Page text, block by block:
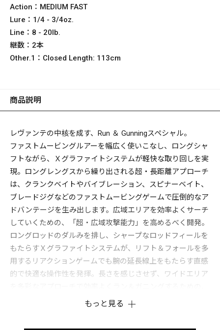
Action： MEDIUM FAST
Lure： 1/4 - 3/4oz.
Line： 8 - 20lb.
継数： 2本
Other.1： Closed Length: 113cm
商品説明
レヴァンテの中核を成す、Run ＆ Gunningスペシャル。
ファストムービングルアーを幅広く使いこなし、ロングシャ
フトながら、Ｘグラファイトシステムが軽快な取り回しを実
現。ロングレングスから繰り出される超・長距離アプローチ
は、クランクベイトやバイブレーション、スピナーベイト、
ブレードジグなどのファストムービングゲームで圧倒的なア
ドバンテージを生み出します。広域エリアを効率よくサーチ
していくための、「超・広域攻撃能力」を高めるべく開発。
ロングロッドのダルみを排し、シャープなロッドフィールを
もたらすＸグラファイトシステムが、リフト＆フォールを多
用するリアクションゲームでも腕の延長線上をもたらす直感
的で快適な操作性を発揮。長さを感じさせず、ワイドエリア
新世代のロングディスタンス・プレイングモデルです。
もっと見る